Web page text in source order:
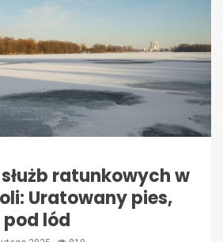
ratunkowych w
Uratowany pies,
lód